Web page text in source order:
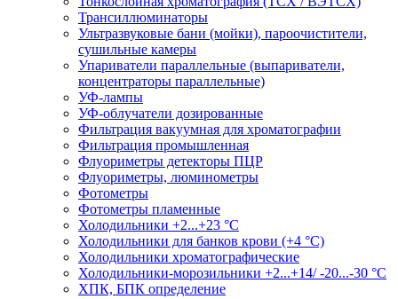
Трансиллюминаторы
Ультразвуковые бани (мойки), пароочистители,
сушильные камеры
Упариватели параллельные (выпариватели,
концентраторы параллельные)
УФ-лампы
УФ-облучатели дозированные
Фильтрация вакуумная для хроматографии
Фильтрация промышленная
Флуориметры детекторы ПЦР
Флуориметры, люминометры
Фотометры
Фотометры пламенные
Холодильники +2...+23 °С
Холодильники для банков крови (+4 °С)
Холодильники хроматографические
Холодильники-морозильники +2...+14/ -20...-30 °C
ХПК, БПК определение